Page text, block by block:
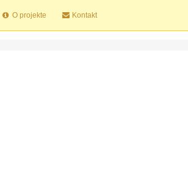
O projekte Kontakt